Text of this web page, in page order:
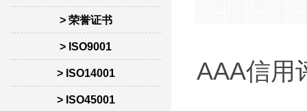
> 荣誉证书
> ISO9001
> ISO14001
> ISO45001
AAA信用